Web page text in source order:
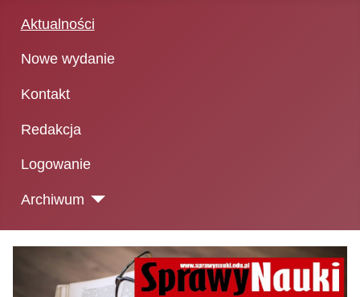
Aktualności
Nowe wydanie
Kontakt
Redakcja
Logowanie
Archiwum